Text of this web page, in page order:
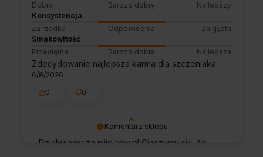
Komentarz sklepu
Dziękujemy za miłe słowa! Cieszymy się, że
Dobry
Bardzo dobry
Najlepszy
Konsystencja
Za rzadka
Odpowiednia
Za gęsta
Smakowitość
Przeciętna
Bardzo dobra Najlepsza
Zdecydowanie najlepsza karma dla szczeniaka.
6/8/2026
0
0